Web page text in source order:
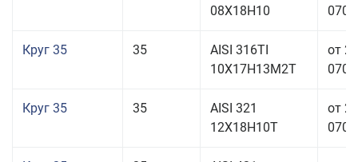
08Х18Н10
Круг 35 35
AISI 316TI
10Х17Н13М2Т
от
Круг 35 35
AISI 321
12Х18Н10Т
от